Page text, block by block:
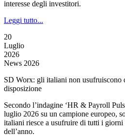
interesse degli investitori.
Leggi tutto...
20
Luglio
2026
News 2026
SD Worx: gli italiani non usufruiscono
disposizione
Secondo l’indagine ‘HR & Payroll
luglio 2026 su un campione europeo,
italiani riesce a usufruire di tutti i giorni
dell’anno.